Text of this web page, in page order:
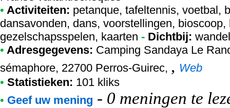
• Activiteiten: petanque, tafeltennis, voetbal,
dansavonden, dans, voorstellingen,
gezelschapsspelen, kaarten - Dichtbij:
• Adresgegevens: Camping Sandaya Le
sémaphore, 22700 Perros-Guirec, , Web
• Statistieken: 101 kliks
• Geef uw mening - 0 meningen te